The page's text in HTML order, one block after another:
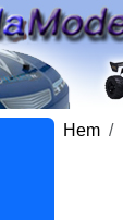
Hem